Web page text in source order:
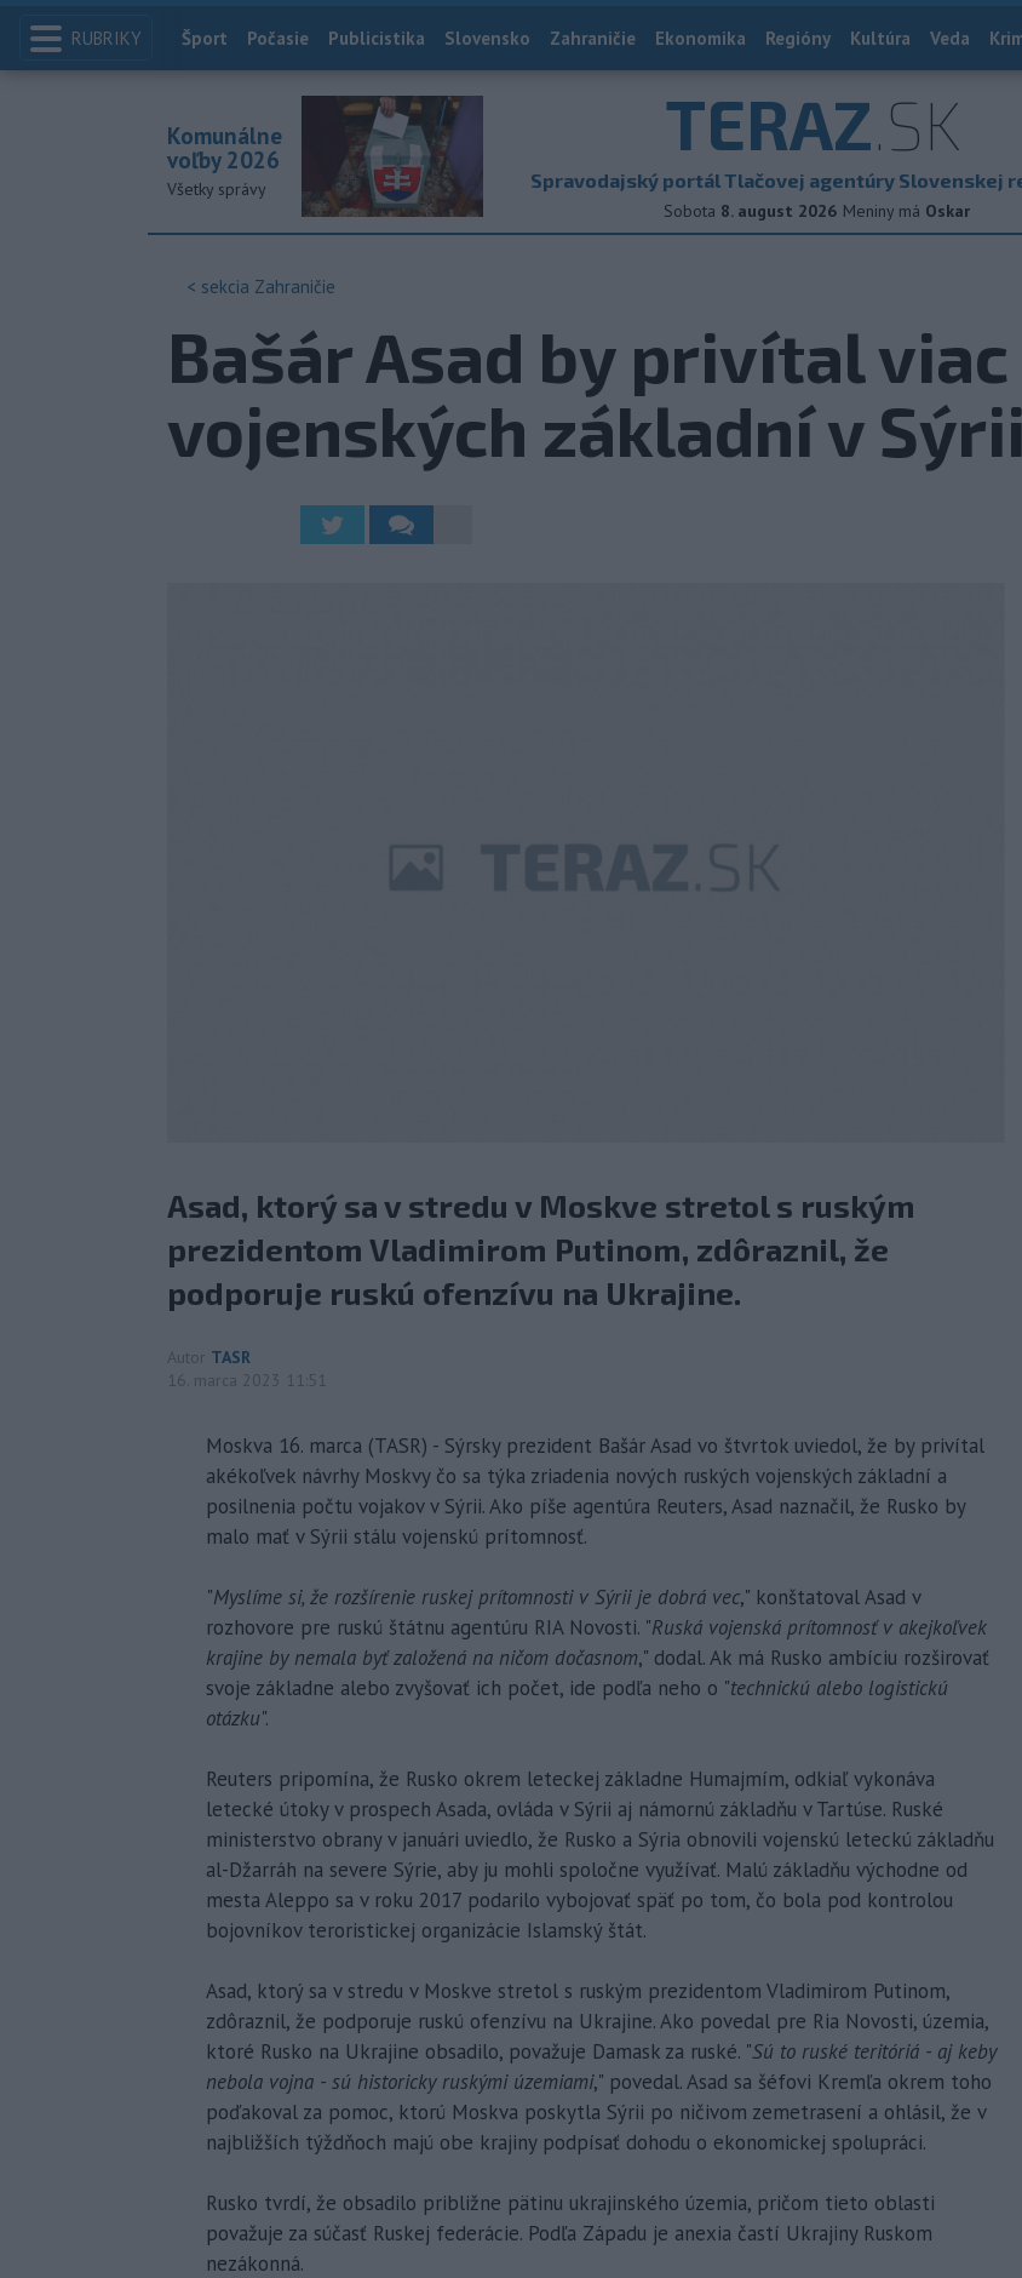
RUBRIKY Index
Šport Počasie Publicistika Slovensko Zahraničie Ekonomika Regióny Kultúra Veda
TERAZ.SK
Spravodajský portál Tlačovej agentúry Slovenskej
Sobota 8. august 2026 Meniny má Oskar
Komunálne
voľby 2026
Všetky správy
< sekcia Zahraničie
Bašár Asad by privítal
vojenských základní v Sýrii
Asad, ktorý sa v stredu v Moskve stretol s ruským
prezidentom Vladimirom Putinom, zdôraznil, že
podporuje ruskú ofenzívu na Ukrajine.
Autor TASR
16. marca 2023 11:51
Moskva 16. marca (TASR) - Sýrsky prezident Bašár Asad vo štvrtok uviedol, že by privítal
akékoľvek návrhy Moskvy čo sa týka zriadenia nových ruských vojenských základní a
posilnenia počtu vojakov v Sýrii. Ako píše agentúra Reuters, Asad naznačil, že Rusko by
malo mať v Sýrii stálu vojenskú prítomnosť.
"Myslíme si, že rozšírenie ruskej prítomnosti v Sýrii je dobrá vec," konštatoval Asad v
rozhovore pre ruskú štátnu agentúru RIA Novosti. "Ruská vojenská prítomnosť v akejkoľvek
krajine by nemala byť založená na ničom dočasnom," dodal. Ak má Rusko ambíciu rozširovať
svoje základne alebo zvyšovať ich počet, ide podľa neho o "technickú alebo logistickú
otázku".
Reuters pripomína, že Rusko okrem leteckej základne Humajmím, odkiaľ vykonáva
letecké útoky v prospech Asada, ovláda v Sýrii aj námornú základňu v Tartúse. Ruské
ministerstvo obrany v januári uviedlo, že Rusko a Sýria obnovili vojenskú leteckú základňu
al-Džarráh na severe Sýrie, aby ju mohli spoločne využívať. Malú základňu východne od
mesta Aleppo sa v roku 2017 podarilo vybojovať späť po tom, čo bola pod kontrolou
bojovníkov teroristickej organizácie Islamský štát.
Asad, ktorý sa v stredu v Moskve stretol s ruským prezidentom Vladimirom Putinom,
zdôraznil, že podporuje ruskú ofenzívu na Ukrajine. Ako povedal pre Ria Novosti, územia,
ktoré Rusko na Ukrajine obsadilo, považuje Damask za ruské. "Sú to ruské teritóriá - aj keby
nebola vojna - sú historicky ruskými územiami," povedal. Asad sa šéfovi Kremľa okrem toho
poďakoval za pomoc, ktorú Moskva poskytla Sýrii po ničivom zemetrasení a ohlásil, že v
najbližších týždňoch majú obe krajiny podpísať dohodu o ekonomickej spolupráci.
Rusko tvrdí, že obsadilo približne pätinu ukrajinského územia, pričom tieto oblasti
považuje za súčasť Ruskej federácie. Podľa Západu je anexia častí Ukrajiny Ruskom
nezákonná.